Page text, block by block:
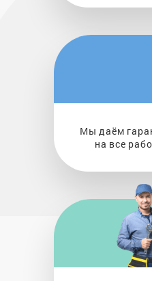
Мы даём
на все